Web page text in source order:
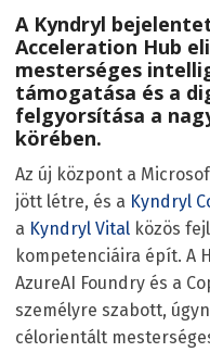
A Kyndryl
Acceleration Hub
mesterséges
támogatása és a
felgyorsítása a
körében.
Az új központ a
jött létre, és a Kyndryl
a Kyndryl Vital közös
kompetenciáira épít. A
AzureAI Foundry és a
személyre szabott,
célorientált